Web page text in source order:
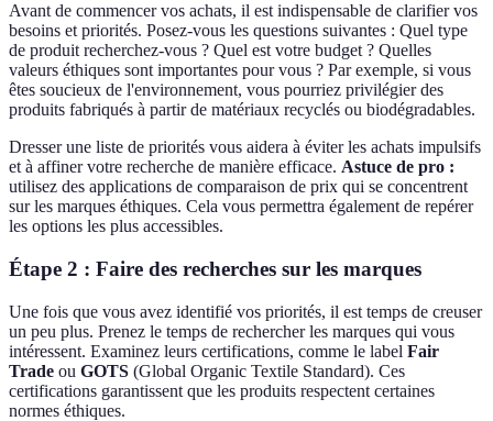
Avant de commencer vos achats, il est indispensable de clarifier vos
besoins et priorités. Posez-vous les questions suivantes : Quel type
de produit recherchez-vous ? Quel est votre budget ? Quelles
valeurs éthiques sont importantes pour vous ? Par exemple, si vous
êtes soucieux de l'environnement, vous pourriez privilégier des
produits fabriqués à partir de matériaux recyclés ou biodégradables.
Dresser une liste de priorités vous aidera à éviter les achats impulsifs
et à affiner votre recherche de manière efficace. Astuce de pro :
utilisez des applications de comparaison de prix qui se concentrent
sur les marques éthiques. Cela vous permettra également de repérer
les options les plus accessibles.
Étape 2 : Faire des recherches sur les marques
Une fois que vous avez identifié vos priorités, il est temps de creuser
un peu plus. Prenez le temps de rechercher les marques qui vous
intéressent. Examinez leurs certifications, comme le label Fair
Trade ou GOTS (Global Organic Textile Standard). Ces
certifications garantissent que les produits respectent certaines
normes éthiques.